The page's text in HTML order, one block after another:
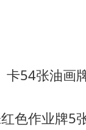
卡54张油画
色作业牌5